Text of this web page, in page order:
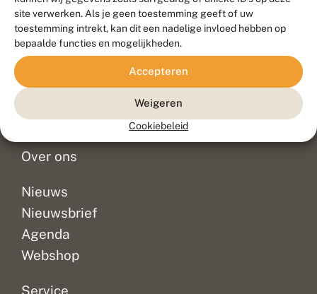
site verwerken. Als je geen toestemming geeft of uw
toestemming intrekt, kan dit een nadelige invloed hebben op
bepaalde functies en mogelijkheden.
Accepteren
Weigeren
Cookiebeleid
Contact
Veelgestelde vragen
Doneer
Over ons
Nieuws
Nieuwsbrief
Agenda
Webshop
Service
Duurzaam ontwikkeld door
Go2People
, ontworpen door
Blue Field Agency
Privacy
Disclaimer
Sitemap